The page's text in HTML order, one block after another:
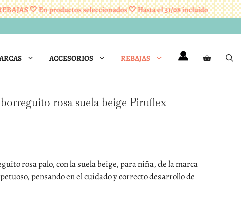
🤍 En productos seleccionados 🤍 Hasta el 31/08 incluido
ACCESORIOS REBAJAS
rosa suela beige Piruflex
rosa palo, con la suela beige, para niña, de la marca
pensando en el cuidado y correcto desarrollo de